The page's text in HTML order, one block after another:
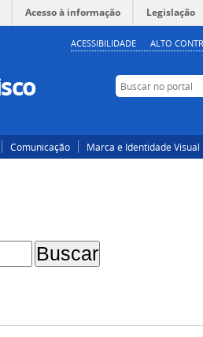
Acesso à informação Legislação
ACESSIBILIDADE ALTO
Buscar no portal
Comunicação Marca e Identidade Visual